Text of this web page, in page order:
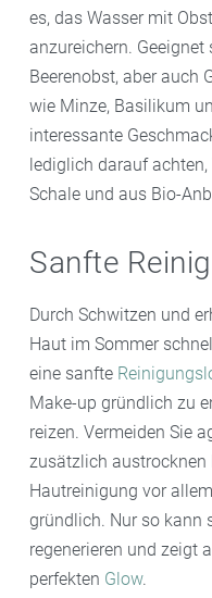
es, das Wasser mit
anzureichern.
Beerenobst, aber auch
wie Minze, Basilikum
interessante
lediglich darauf
Schale und aus Bio-
Sanfte
Durch Schwitzen und
Haut im Sommer
eine sanfte
Make-up gründlich zu
reizen. Vermeiden Sie
zusätzlich austrocknen
Hautreinigung vor
gründlich. Nur so kann
regenerieren und zeigt
perfekten Glow.